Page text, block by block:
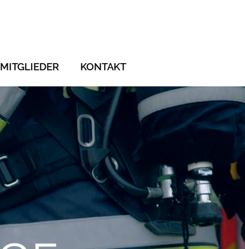
MITGLIEDER KONTAKT